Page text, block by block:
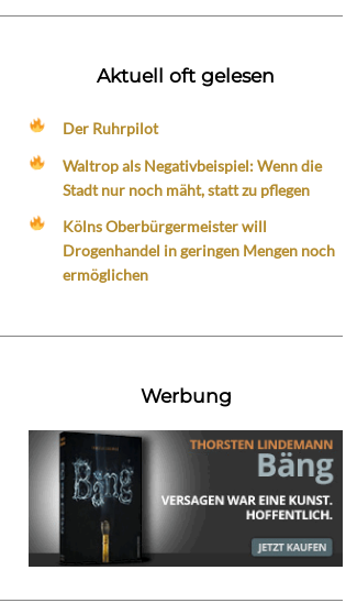
Aktuell oft gelesen
Der Ruhrpilot
Waltrop als Negativbeispiel: Wenn die
Stadt nur noch mäht, statt zu pflegen
Kölns Oberbürgermeister will
Drogenhandel in geringen Mengen noch
ermöglichen
Werbung